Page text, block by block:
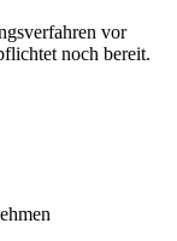
vor
noch bereit.